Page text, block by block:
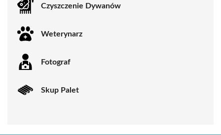
Czyszczenie Dywanów
Weterynarz
Fotograf
Skup Palet